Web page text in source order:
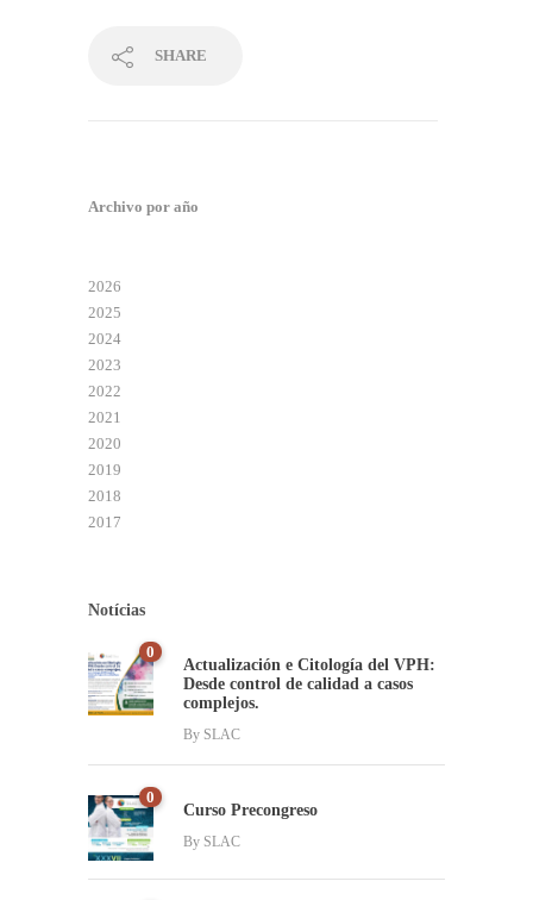
SHARE
Archivo por año
2026
2025
2024
2023
2022
2021
2020
2019
2018
2017
Notícias
0
Actualización e Citología del VPH:
Desde control de calidad a casos
complejos.
By SLAC
0
Curso Precongreso
By SLAC